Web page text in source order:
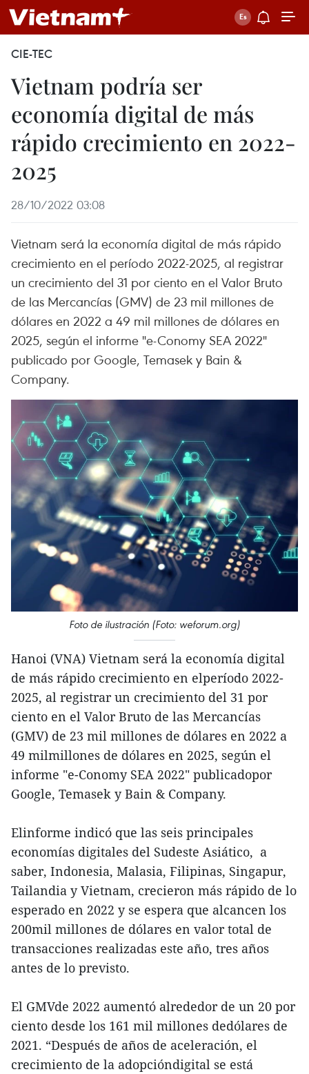
CIE-TEC
Vietnam podría ser
economía digital de más
rápido crecimiento en 2022-
2025
28/10/2022 03:08
Vietnam será la economía digital de más rápido
crecimiento en el período 2022-2025, al registrar
un crecimiento del 31 por ciento en el Valor Bruto
de las Mercancías (GMV) de 23 mil millones de
dólares en 2022 a 49 mil millones de dólares en
2025, según el informe "e-Conomy SEA 2022"
publicado por Google, Temasek y Bain &
Company.
Foto de ilustración (Foto: weforum.org)
Hanoi (VNA) Vietnam será la economía digital
de más rápido crecimiento en elperíodo 2022-
2025, al registrar un crecimiento del 31 por
ciento en el Valor Bruto de las Mercancías
(GMV) de 23 mil millones de dólares en 2022 a
49 milmillones de dólares en 2025, según el
informe "e-Conomy SEA 2022" publicadopor
Google, Temasek y Bain & Company.
Elinforme indicó que las seis principales
economías digitales del Sudeste Asiático, a
saber, Indonesia, Malasia, Filipinas, Singapur,
Tailandia y Vietnam, crecieron más rápido de lo
esperado en 2022 y se espera que alcancen los
200mil millones de dólares en valor total de
transacciones realizadas este año, tres años
antes de lo previsto.
El GMVde 2022 aumentó alrededor de un 20 por
ciento desde los 161 mil millones dedólares de
2021. “Después de años de aceleración, el
crecimiento de la adopcióndigital se está